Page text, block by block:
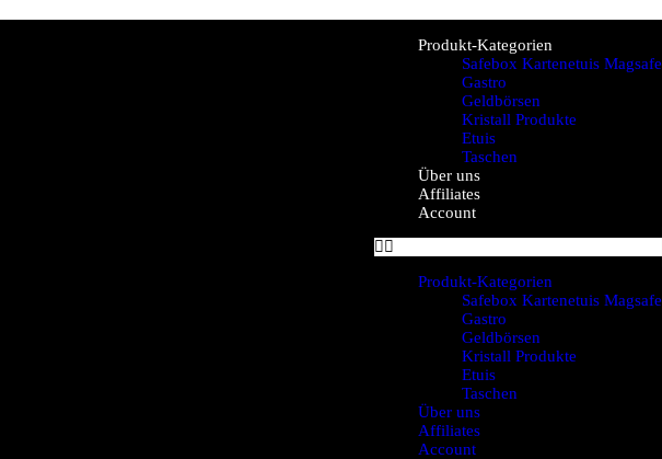
Produkt-Kategorien
Safebox Kartenetuis Magsafe
Gastro
Geldbörsen
Kristall Produkte
Etuis
Taschen
Über uns
Affiliates
Account
Produkt-Kategorien
Safebox Kartenetuis Magsafe
Gastro
Geldbörsen
Kristall Produkte
Etuis
Taschen
Über uns
Affiliates
Account